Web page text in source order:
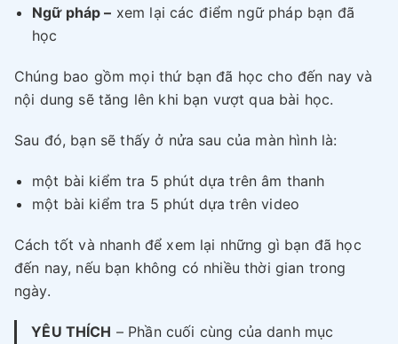
Ngữ pháp – xem lại các điểm ngữ pháp bạn đã
học
Chúng bao gồm mọi thứ bạn đã học cho đến nay và
nội dung sẽ tăng lên khi bạn vượt qua bài học.
Sau đó, bạn sẽ thấy ở nửa sau của màn hình là:
một bài kiểm tra 5 phút dựa trên âm thanh
một bài kiểm tra 5 phút dựa trên video
Cách tốt và nhanh để xem lại những gì bạn đã học
đến nay, nếu bạn không có nhiều thời gian trong
ngày.
YÊU THÍCH – Phần cuối cùng của danh mục